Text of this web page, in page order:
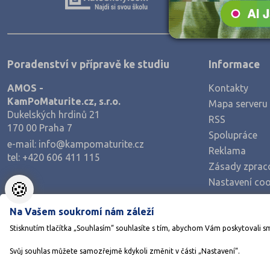
Zpracování dřeva, nábytku
Doprava a spoje
Informační služby
Ekonomie
Ekonomie a administrativa
Podnikání a management
Hotelnictví, turismus, gastronomie
Obchod, prodej
Služby
Přírodovědné a potravinářské obory
Ekologie a ochrana ŽP
Poradenství v přípravě ke studiu
AMOS -
KamPoMaturite.cz, s.r.o.
Dukelských hrdinů 21
170 00 Praha 7
e-mail: info@kampomaturite.cz
tel: +420 606 411 115
Informace
Kontakty
Mapa serveru
RSS
Spolupráce
Reklama
Zásady
Nastavení
🍪
Na Vašem soukromí nám záleží
Stisknutím tlačítka „Souhlasím“ souhlasíte s tím, abychom Vám poskytovali
Svůj souhlas můžete samozřejmě kdykoli změnit v části „Nastavení“.